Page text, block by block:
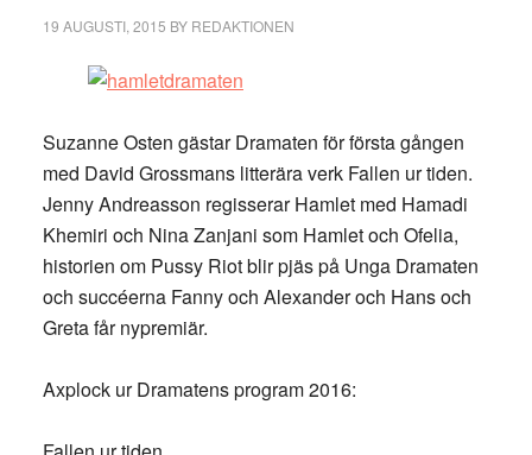
19 AUGUSTI, 2015 BY REDAKTIONEN
Suzanne Osten gästar Dramaten för första gången
med David Grossmans litterära verk Fallen ur tiden.
Jenny Andreasson regisserar Hamlet med Hamadi
Khemiri och Nina Zanjani som Hamlet och Ofelia,
historien om Pussy Riot blir pjäs på Unga Dramaten
och succéerna Fanny och Alexander och Hans och
Greta får nypremiär.
Axplock ur Dramatens program 2016: